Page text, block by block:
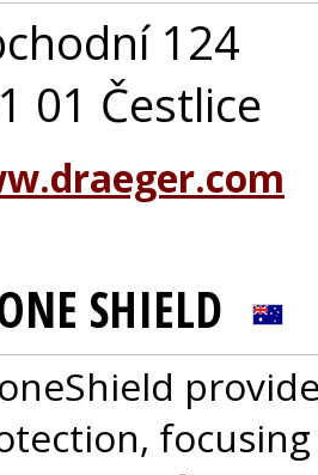
124
01 Čestlice
SHIELD